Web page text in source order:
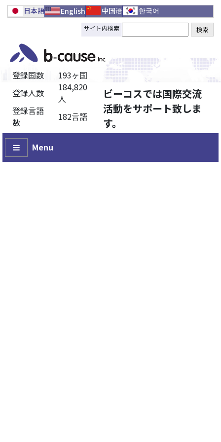
日本語 English 中国语 한국어
サイト内検索
登録国数
193ヶ国
登録人数
184,820
人
登録言語
数
182言語
ビーコスでは国際交流
活動をサポート致しま
す。
Menu